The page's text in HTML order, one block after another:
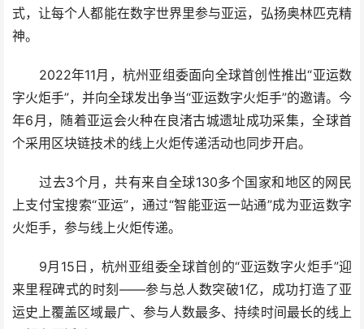
式，让每个人都能在数字世界里参与亚运，弘扬奥林匹克精
神。
2022年11月，杭州亚组委面向全球首创性推出“亚运数
字火炬手”，并向全球发出争当“亚运数字火炬手”的邀请。今
年6月，随着亚运会火种在良渚古城遗址成功采集，全球首
个采用区块链技术的线上火炬传递活动也同步开启。
过去3个月，共有来自全球130多个国家和地区的网民
上支付宝搜索“亚运”，通过“智能亚运一站通”成为亚运数字
火炬手，参与线上火炬传递。
9月15日，杭州亚组委全球首创的“亚运数字火炬手”迎
来里程碑式的时刻——参与总人数突破1亿，成功打造了亚
运史上覆盖区域最广、参与人数最多、持续时间最长的线上